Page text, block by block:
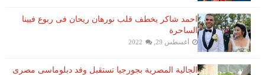
احمد شاكر يخطف قلب نورهان ريحان فى ربوع فيينا
الساحرة
أغسطس 29, 2022
الجالية المصرية بجورجيا تستقبل وفد دبلوماسى مصرى